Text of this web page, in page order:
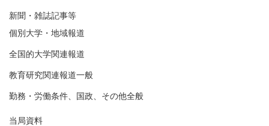
新聞・雑誌記事等
個別大学・地域報道
全国的大学関連報道
教育研究関連報道一般
勤務・労働条件、国政、その他全般
当局資料